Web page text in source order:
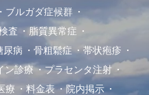
ブルガダ症候群
査
脂質異常症
尿病 骨粗鬆症
帯状疱疹
ン診療
プラセンタ注射
療 料金表
院内掲示